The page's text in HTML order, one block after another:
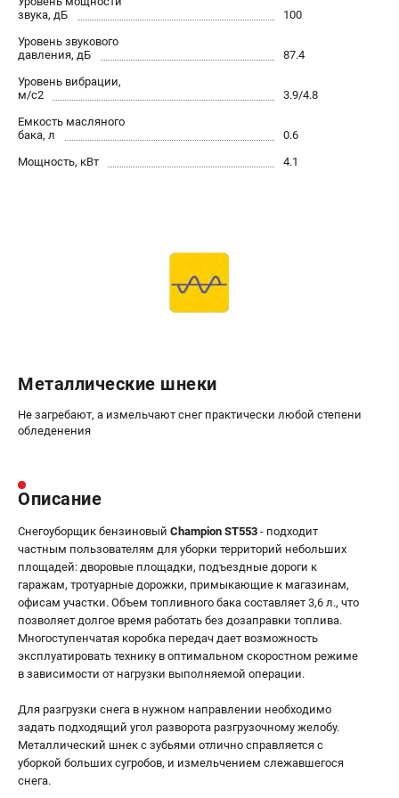
звука, дБ
100
Уровень звукового
давления, дБ
87.4
Уровень вибрации,
м/с2
3.9/4.8
Емкость масляного
бака, л
0.6
Мощность, кВт
4.1
Металлические шнеки
Не загребают, а измельчают снег практически любой степени
обледенения
Описание
Снегоуборщик бензиновый Сhampion ST553 - подходит
частным пользователям для уборки территорий небольших
площадей: дворовые площадки, подъездные дороги к
гаражам, тротуарные дорожки, примыкающие к магазинам,
офисам участки. Объем топливного бака составляет 3,6 л., что
позволяет долгое время работать без дозаправки топлива.
Многоступенчатая коробка передач дает возможность
эксплуатировать технику в оптимальном скоростном режиме
в зависимости от нагрузки выполняемой операции.
Для разгрузки снега в нужном направлении необходимо
задать подходящий угол разворота разгрузочному желобу.
Металлический шнек с зубьями отлично справляется с
уборкой больших сугробов, и измельчением слежавшегося
снега.